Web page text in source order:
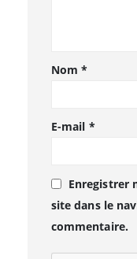
Nom*
E-mail *
Enregistrer
site dans le
commentaire.